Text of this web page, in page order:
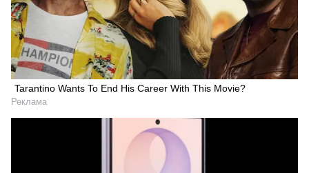
Tarantino Wants To End His Career With This Movie?
Реклама